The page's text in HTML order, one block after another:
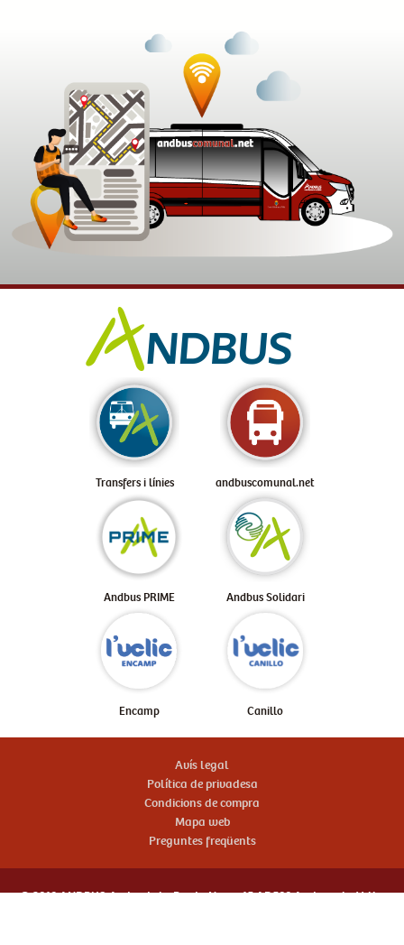
Transfers i línies andbuscomunal.net
Andbus PRIME Andbus Solidari
Encamp Canillo
Avís legal
Política de privadesa
Condicions de compra
Mapa web
Preguntes freqüents
© 2019 ANDBUS Avda. de la Borda Nova, 15 AD500 Andorra la Vella